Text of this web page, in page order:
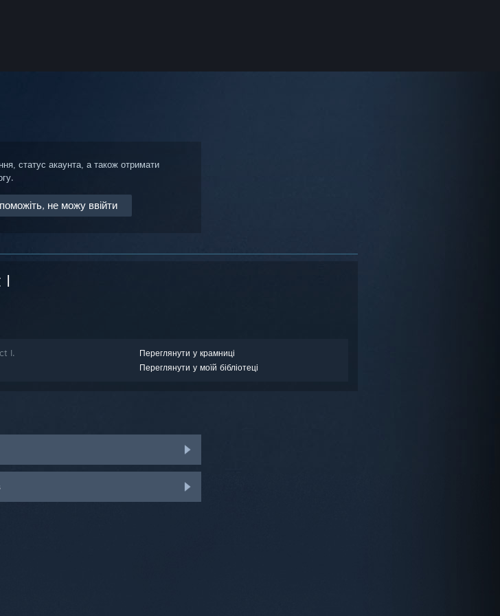
статус акаунта, а також отримати
не можу ввійти
I
Переглянути у крамниці
Переглянути у моїй бібліотеці
I.